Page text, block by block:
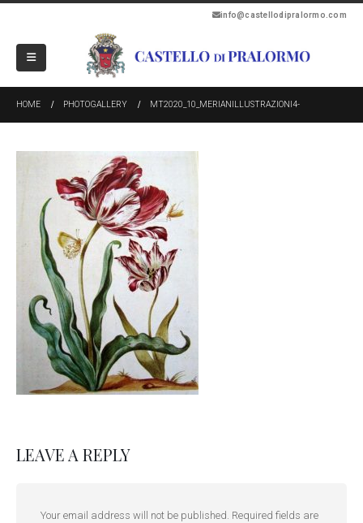
info@castellodipralormo.com
HOME PHOTOGALLERY MT2020_10_MERIANILLUSTRAZIONI4-
LEAVE A REPLY
Your email address will not be published. Required fields are